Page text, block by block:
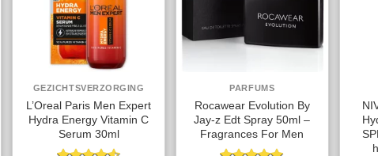
GEZICHTSVERZORGING
L’Oreal Paris Men Expert
Hydra Energy Vitamin C
Serum 30ml
PARFUMS
Rocawear Evolution By
Jay-z Edt Spray 50ml –
Fragrances For Men